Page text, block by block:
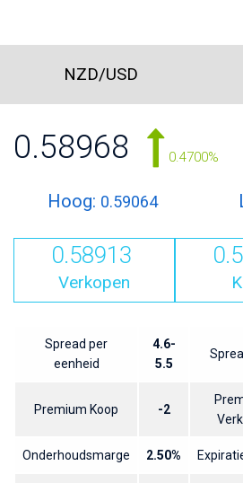
NZD/USD
0.58968 0.4700%
Hoog: 0.59064
0.58913
Verkopen
Spread per
eenheid
4.6-
5.5
Premium Koop -2
Onderhoudsmarge 2.50%